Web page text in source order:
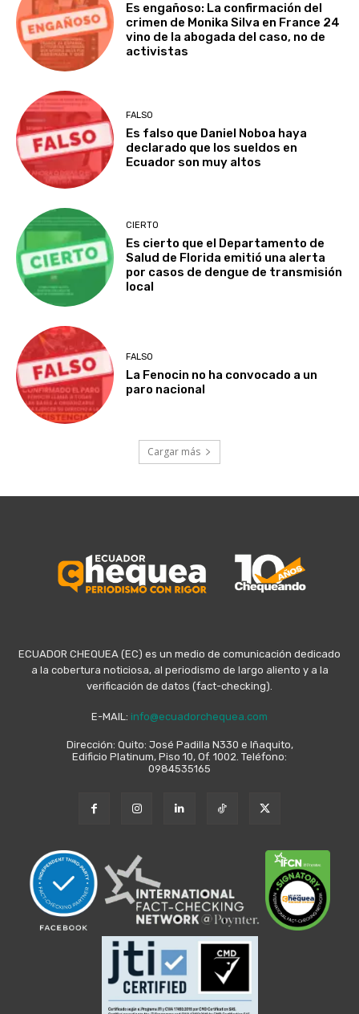
Es engañoso: La confirmación del
crimen de Monika Silva en France 24
vino de la abogada del caso, no de
activistas
FALSO
Es falso que Daniel Noboa haya
declarado que los sueldos en
Ecuador son muy altos
CIERTO
Es cierto que el Departamento de
Salud de Florida emitió una alerta
por casos de dengue de transmisión
local
FALSO
La Fenocin no ha convocado a un
paro nacional
Cargar más
ECUADOR CHEQUEA (EC) es un medio de comunicación dedicado
a la cobertura noticiosa, al periodismo de largo aliento y a la
verificación de datos (fact-checking).
E-MAIL: info@ecuadorchequea.com
Dirección: Quito: José Padilla N330 e Iñaquito,
Edificio Platinum, Piso 10, Of. 1002. Teléfono:
0984535165